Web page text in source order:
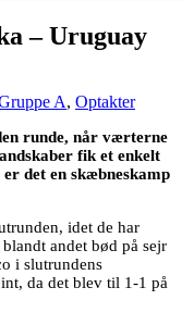
– Uruguay
A, Optakter
runde, når værterne
fik et enkelt
det en skæbneskamp
idet de har
andet bød på sejr
i slutrundens
da det blev til 1-1 på